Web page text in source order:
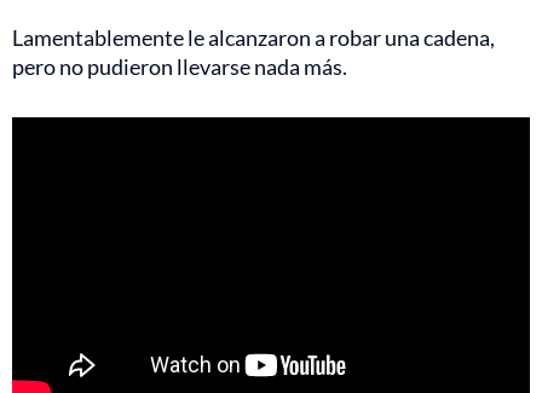
Lamentablemente le alcanzaron a robar una cadena,
pero no pudieron llevarse nada más.